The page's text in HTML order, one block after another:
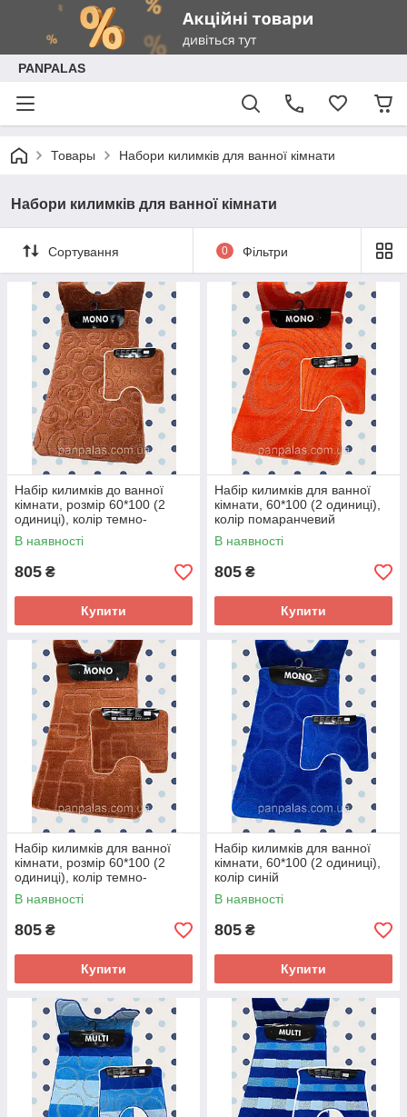
PANPALAS
Товары Набори килимків для ванної кімнати
Набори килимків для ванної кімнати
Сортування 0 Фільтри
Набір килимків до ванної
кімнати, розмір 60*100 (2
одиниці), колір темно-
помаранчевий
В наявності
805 ₴
Купити
Набір килимків для ванної
кімнати, 60*100 (2 одиниці),
колір помаранчевий
В наявності
805 ₴
Купити
Набір килимків для ванної
кімнати, розмір 60*100 (2
одиниці), колір темно-
помаранчевий
В наявності
805 ₴
Купити
Набір килимків для ванної
кімнати, 60*100 (2 одиниці),
колір синій
В наявності
805 ₴
Купити